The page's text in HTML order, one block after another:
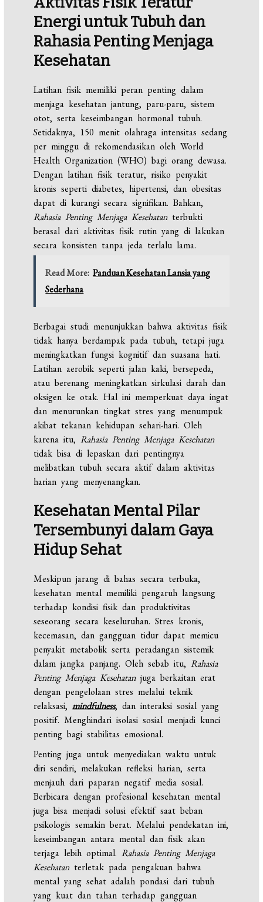
Energi untuk Tubuh dan
Rahasia Penting Menjaga
Kesehatan
Latihan fisik memiliki peran penting dalam
menjaga kesehatan jantung, paru-paru, sistem
otot, serta keseimbangan hormonal tubuh.
Setidaknya, 150 menit olahraga intensitas sedang
per minggu di rekomendasikan oleh World
Health Organization (WHO) bagi orang dewasa.
Dengan latihan fisik teratur, risiko penyakit
kronis seperti diabetes, hipertensi, dan obesitas
dapat di kurangi secara signifikan. Bahkan,
Rahasia Penting Menjaga Kesehatanterbukti
berasal dari aktivitas fisik rutin yang di lakukan
secara konsisten tanpa jeda terlalu lama.
Read More: Panduan Kesehatan Lansia yang
Sederhana
Berbagai studi menunjukkan bahwa aktivitas fisik
tidak hanya berdampak pada tubuh, tetapi juga
meningkatkan fungsi kognitif dan suasana hati.
Latihan aerobik seperti jalan kaki, bersepeda,
atau berenang meningkatkan sirkulasi darah dan
oksigen ke otak. Hal ini memperkuat daya ingat
dan menurunkan tingkat stres yang menumpuk
akibat tekanan kehidupan sehari-hari. Oleh
karena itu,Rahasia Penting Menjaga Kesehatan
tidak bisa di lepaskan dari pentingnya
melibatkan tubuh secara aktif dalam aktivitas
harian yang menyenangkan.
Kesehatan Mental Pilar
Tersembunyi dalam Gaya
Hidup Sehat
Meskipun jarang di bahas secara terbuka,
kesehatan mental memiliki pengaruh langsung
terhadap kondisi fisik dan produktivitas
seseorang secara keseluruhan. Stres kronis,
kecemasan, dan gangguan tidur dapat memicu
penyakit metabolik serta peradangan sistemik
dalam jangka panjang. Oleh sebab itu,Rahasia
Penting Menjaga Kesehatanjuga berkaitan erat
dengan pengelolaan stres melalui teknik
relaksasi,mindfulness, dan interaksi sosial yang
positif. Menghindari isolasi sosial menjadi kunci
penting bagi stabilitas emosional.
Penting juga untuk menyediakan waktu untuk
diri sendiri, melakukan refleksi harian, serta
menjauh dari paparan negatif media sosial.
Berbicara dengan profesional kesehatan mental
juga bisa menjadi solusi efektif saat beban
psikologis semakin berat. Melalui pendekatan ini,
keseimbangan antara mental dan fisik akan
terjaga lebih optimal.Rahasia Penting Menjaga
Kesehatanterletak pada pengakuan bahwa
mental yang sehat adalah pondasi dari tubuh
yang kuat dan tahan terhadap gangguan